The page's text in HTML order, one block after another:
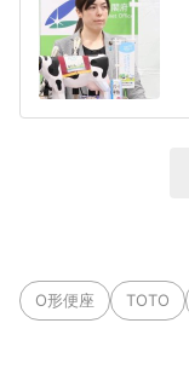
O形便座 TOTO